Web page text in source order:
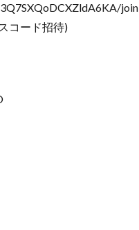
join
コード招待)